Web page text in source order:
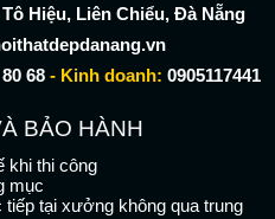
Tô Hiệu, Liên Chiểu, Đà Nẵng
68 - Kinh doanh: 0905117441
BẢO HÀNH
khi thi công
mục
tại xưởng không qua trung